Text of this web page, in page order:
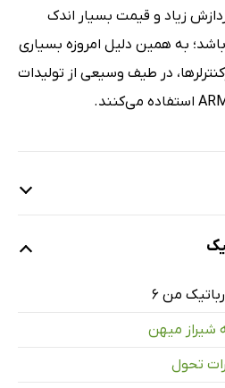
زیاد و قیمت بسیار اندک
به همین دلیل امروزه بسیاری
در طیف وسیعی از تولیدات
من 6
شیراز میهن
تحول